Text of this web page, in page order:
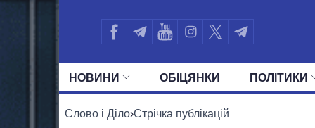
НОВИНИ ОБIЦЯНКИ ПОЛIТИКИ
УСІ ПОЛІТИКИ
Слово і Діло›Стрічка публікацій